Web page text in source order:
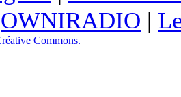
OWNIRADIO |
Commons.